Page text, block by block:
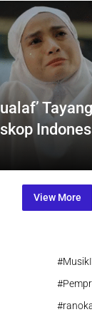
View More